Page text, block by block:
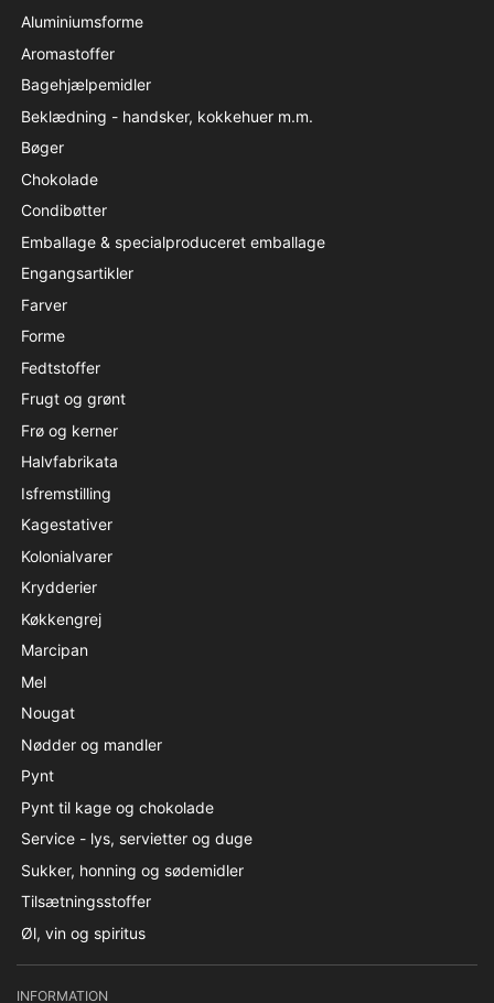
Aluminiumsforme
Aromastoffer
Bagehjælpemidler
Beklædning - handsker, kokkehuer m.m.
Bøger
Chokolade
Condibøtter
Emballage & specialproduceret emballage
Engangsartikler
Farver
Forme
Fedtstoffer
Frugt og grønt
Frø og kerner
Halvfabrikata
Isfremstilling
Kagestativer
Kolonialvarer
Krydderier
Køkkengrej
Marcipan
Mel
Nougat
Nødder og mandler
Pynt
Pynt til kage og chokolade
Service - lys, servietter og duge
Sukker, honning og sødemidler
Tilsætningsstoffer
Øl, vin og spiritus
INFORMATION